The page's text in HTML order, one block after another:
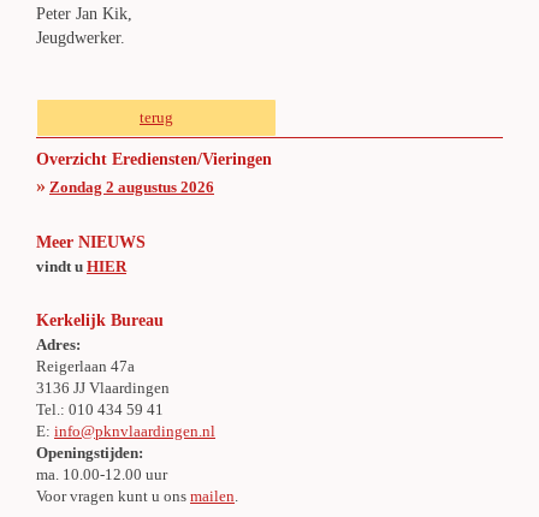
Peter Jan Kik,
Jeugdwerker.
terug
Overzicht Erediensten/Vieringen
» Zondag 2 augustus 2026
Meer NIEUWS
vindt u HIER
Kerkelijk Bureau
Adres:
Reigerlaan 47a
3136 JJ Vlaardingen
Tel.: 010 434 59 41
E: info@pknvlaardingen.nl
Openingstijden:
ma. 10.00-12.00 uur
Voor vragen kunt u ons mailen.